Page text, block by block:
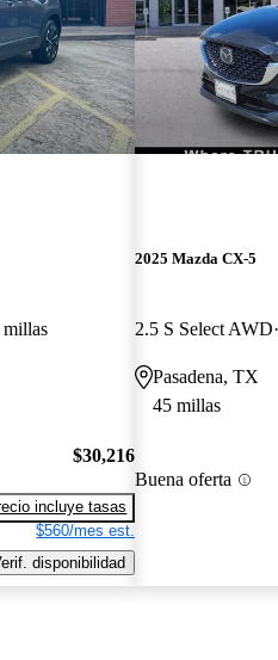
$30,216
incluye tasas
$560/mes est.
disponibilidad
2025 Mazda CX-5
2.5 S Select AWD
Pasadena, TX
45 millas
Buena oferta